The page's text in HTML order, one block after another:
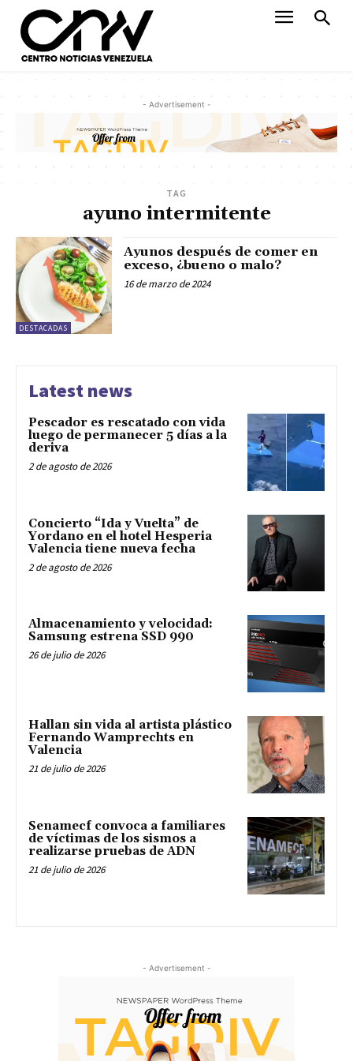
- Advertisement -
TAG
ayuno intermitente
DESTACADAS
Ayunos después de comer en
exceso, ¿bueno o malo?
16 de marzo de 2024
Latest news
Pescador es rescatado con vida
luego de permanecer 5 días a la
deriva
2 de agosto de 2026
Concierto “Ida y Vuelta” de
Yordano en el hotel Hesperia
Valencia tiene nueva fecha
2 de agosto de 2026
Almacenamiento y velocidad:
Samsung estrena SSD 990
26 de julio de 2026
Hallan sin vida al artista plástico
Fernando Wamprechts en
Valencia
21 de julio de 2026
Senamecf convoca a familiares
de víctimas de los sismos a
realizarse pruebas de ADN
21 de julio de 2026
- Advertisement -